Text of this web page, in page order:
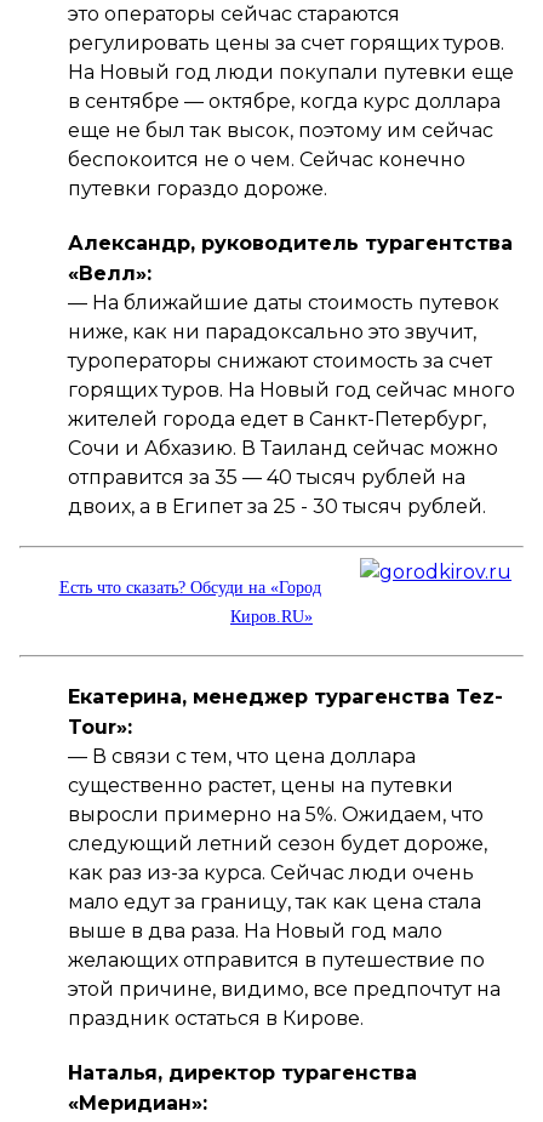
это операторы сейчас стараются
регулировать цены за счет горящих туров.
На Новый год люди покупали путевки еще
в сентябре — октябре, когда курс доллара
еще не был так высок, поэтому им сейчас
беспокоится не о чем. Сейчас конечно
путевки гораздо дороже.
Александр, руководитель турагентства
«Велл»:
— На ближайшие даты стоимость путевок
ниже, как ни парадоксально это звучит,
туроператоры снижают стоимость за счет
горящих туров. На Новый год сейчас много
жителей города едет в Санкт-Петербург,
Сочи и Абхазию. В Таиланд сейчас можно
отправится за 35 — 40 тысяч рублей на
двоих, а в Египет за 25 - 30 тысяч рублей.
Есть что сказать? Обсуди на «Город
Киров.RU»
Екатерина, менеджер турагенства Tez-
Tour»:
— В связи с тем, что цена доллара
существенно растет, цены на путевки
выросли примерно на 5%. Ожидаем, что
следующий летний сезон будет дороже,
как раз из-за курса. Сейчас люди очень
мало едут за границу, так как цена стала
выше в два раза. На Новый год мало
желающих отправится в путешествие по
этой причине, видимо, все предпочтут на
праздник остаться в Кирове.
Наталья, директор турагенства
«Меридиан»: